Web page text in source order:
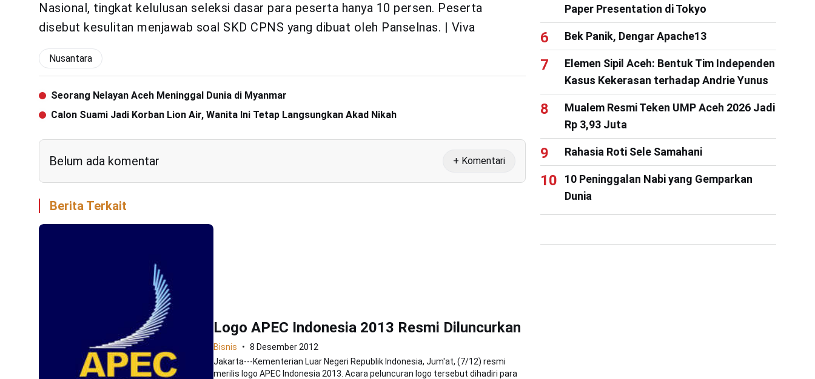
Nasional, tingkat kelulusan seleksi dasar para peserta hanya 10 persen. Peserta
disebut kesulitan menjawab soal SKD CPNS yang dibuat oleh Panselnas. | Viva
Nusantara
Seorang Nelayan Aceh Meninggal Dunia di Myanmar
Calon Suami Jadi Korban Lion Air, Wanita Ini Tetap Langsungkan Akad Nikah
Belum ada komentar + Komentari
Berita Terkait
Logo APEC Indonesia 2013 Resmi Diluncurkan
Bisnis
8 Desember 2012
Jakarta---Kementerian Luar Negeri Republik Indonesia, Jum'at, (7/12) resmi
merilis logo APEC Indonesia 2013. Acara peluncuran logo tersebut dihadiri para
Paper Presentation di Tokyo
Bek Panik, Dengar Apache13
Elemen Sipil Aceh: Bentuk Tim Independen
Kasus Kekerasan terhadap Andrie Yunus
Mualem Resmi Teken UMP Aceh 2026 Jadi
Rp 3,93 Juta
Rahasia Roti Sele Samahani
10 Peninggalan Nabi yang Gemparkan
Dunia